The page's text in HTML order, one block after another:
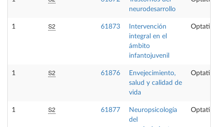
neurodesarrollo
1 S2 61873
Intervención
integral en el
ámbito
infantojuvenil
Optativa
1 S2 61876
Envejecimiento,
salud y calidad de
vida
Optativa
1 S2 61877
Neuropsicología
del
Optativa